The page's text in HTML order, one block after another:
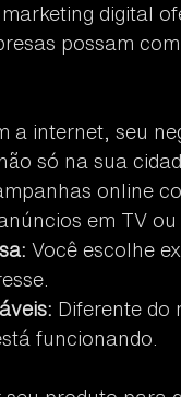
digital
possam
a internet, seu
só na sua
online
em TV ou
Você escolhe
Diferente do
funcionando.